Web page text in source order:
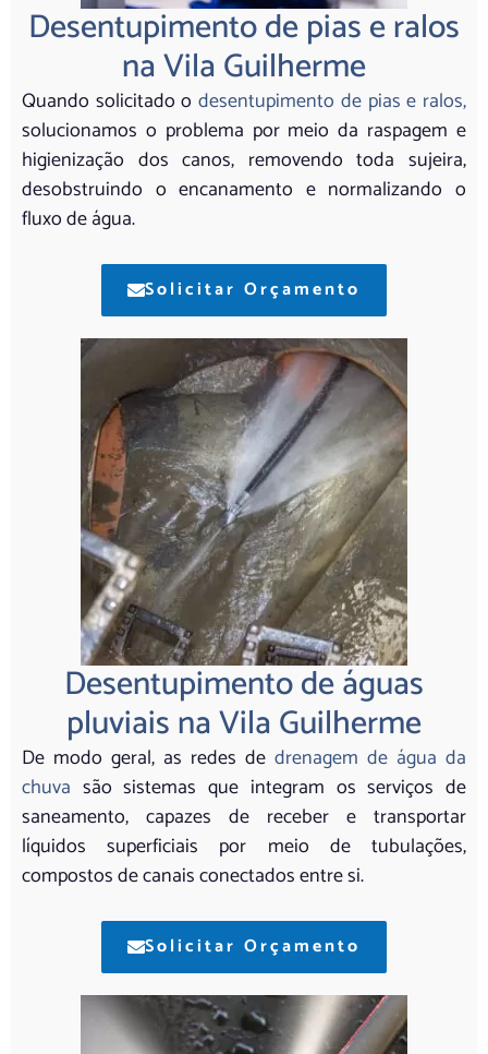
Desentupimento de pias e ralos
na Vila Guilherme
Quando solicitado odesentupimento de pias e ralos,
solucionamos o problema por meio da raspagem e
higienização dos canos, removendo toda sujeira,
desobstruindo o encanamento e normalizando o
fluxo de água.
Solicitar Orçamento
Desentupimento de águas
pluviais na Vila Guilherme
De modo geral, as redes de drenagem de água da
chuva são sistemas que integram os serviços de
saneamento, capazes de receber e transportar
líquidos superficiais por meio de tubulações,
compostos de canais conectados entre si.
Solicitar Orçamento